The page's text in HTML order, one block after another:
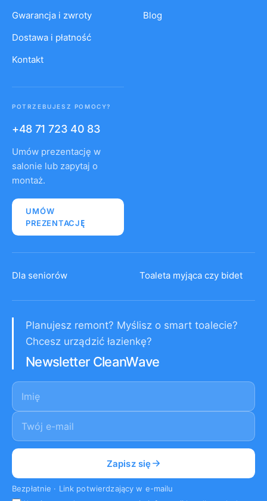
Gwarancja i zwroty
Dostawa i płatność
Kontakt
Blog
POTRZEBUJESZ POMOCY?
+48 71 723 40 83
Umów prezentację w
salonie lub zapytaj o
montaż.
UMÓW
PREZENTACJĘ
Dla seniorów Toaleta myjąca czy bidet
Planujesz remont? Myślisz o smart toalecie?
Chcesz urządzić łazienkę?
Newsletter CleanWave
Imię
E-mail
Zapisz się
Bezpłatnie · Link potwierdzający w e-mailu